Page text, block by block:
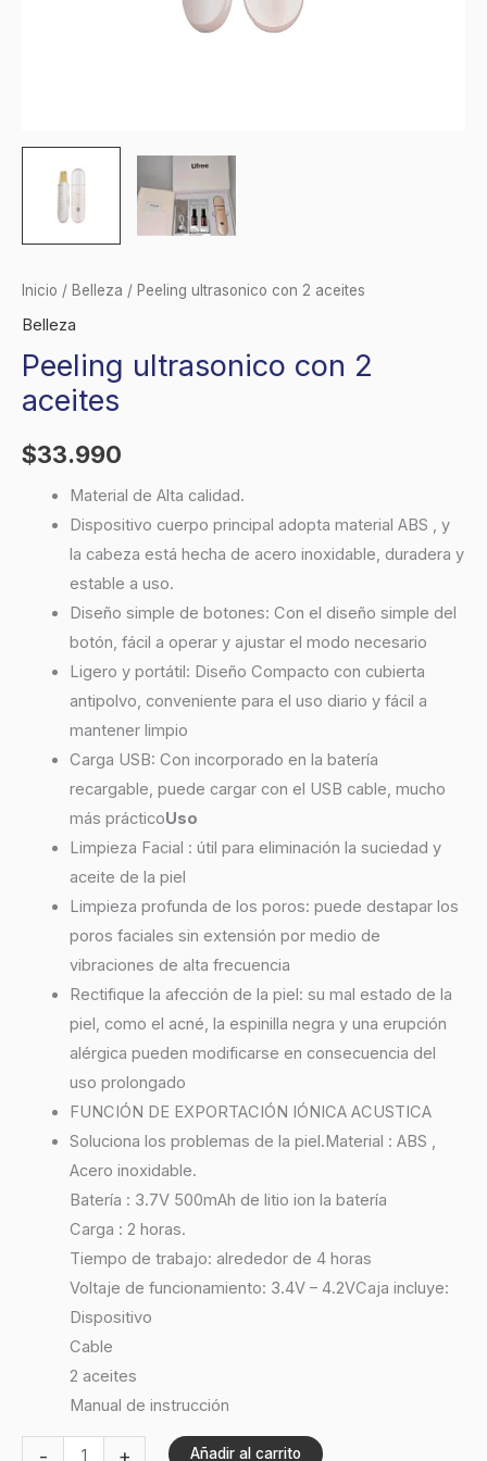
Inicio / Belleza / Peeling ultrasonico con 2 aceites
Belleza
Peeling ultrasonico con 2
aceites
$33.990
Material de Alta calidad.
Dispositivo cuerpo principal adopta material ABS , y
la cabeza está hecha de acero inoxidable, duradera y
estable a uso.
Diseño simple de botones: Con el diseño simple del
botón, fácil a operar y ajustar el modo necesario
Ligero y portátil: Diseño Compacto con cubierta
antipolvo, conveniente para el uso diario y fácil a
mantener limpio
Carga USB: Con incorporado en la batería
recargable, puede cargar con el USB cable, mucho
más prácticoUso
Limpieza Facial : útil para eliminación la suciedad y
aceite de la piel
Limpieza profunda de los poros: puede destapar los
poros faciales sin extensión por medio de
vibraciones de alta frecuencia
Rectifique la afección de la piel: su mal estado de la
piel, como el acné, la espinilla negra y una erupción
alérgica pueden modificarse en consecuencia del
uso prolongado
FUNCIÓN DE EXPORTACIÓN IÓNICA ACUSTICA
Soluciona los problemas de la piel.Material : ABS ,
Acero inoxidable.
Batería : 3.7V 500mAh de litio ion la batería
Carga : 2 horas.
Tiempo de trabajo: alrededor de 4 horas
Voltaje de funcionamiento: 3.4V – 4.2VCaja incluye:
Dispositivo
Cable
2 aceites
Manual de instrucción
- + Añadir al carrito